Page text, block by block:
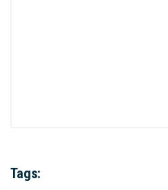
Tags: